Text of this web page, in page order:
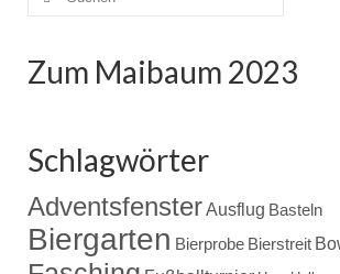
nach:
Zum Maibaum 2023
Schlagwörter
AdventsfensterAusflug Basteln
Biergarten Bierprobe Bierstreit